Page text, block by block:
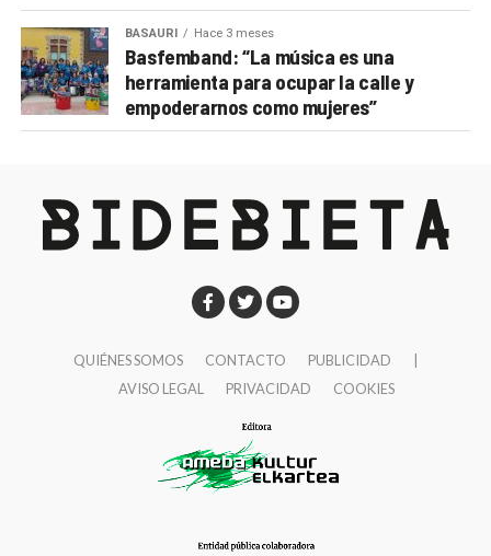
BASAURI Hace 3 meses
Basfemband: “La música es una
herramienta para ocupar la calle y
empoderarnos como mujeres”
QUIÉNES SOMOS CONTACTO PUBLICIDAD
AVISO LEGAL
PRIVACIDAD COOKIES